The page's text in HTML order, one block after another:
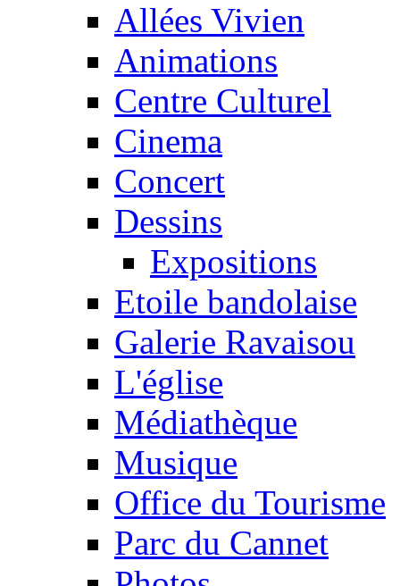
Allées Vivien
Animations
Centre Culturel
Cinema
Concert
Dessins
Expositions
Etoile bandolaise
Galerie Ravaisou
L'église
Médiathèque
Musique
Office du Tourisme
Parc du Cannet